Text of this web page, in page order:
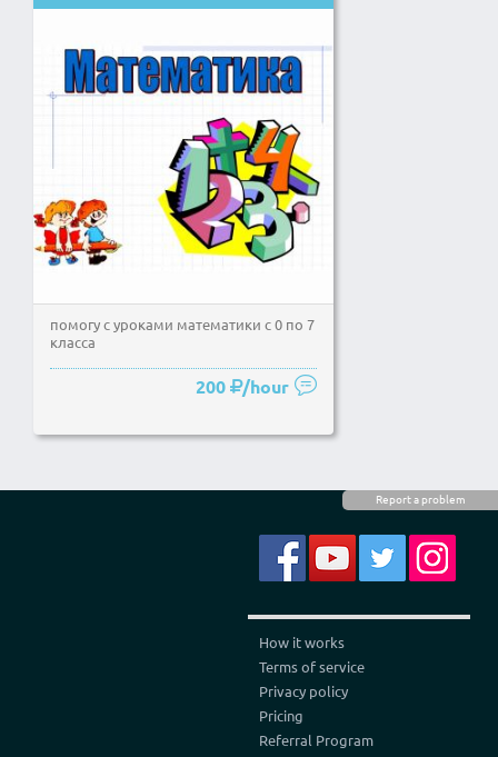
Report a problem
помогу с уроками математики с 0 по 7
класса
200 /hour
How it works
Terms of service
Privacy policy
Pricing
Referral Program